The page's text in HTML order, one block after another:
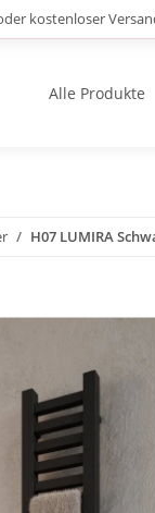
kostenloser
Alle Produkte
H07 LUMIRA